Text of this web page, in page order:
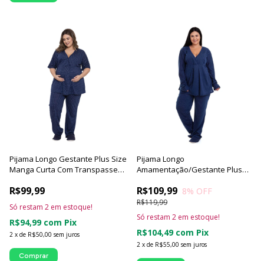
Pijama Longo Gestante Plus Size
Manga Curta Com Transpasse
R$99,99
2 x de R$50,00 sem juros
R$94,99 com Pix
Só restam 2 em estoque!
Comprar
Pijama Longo
Amamentação/Gestante Plus
R$109,99
R$119,99
8% OFF
2 x de R$55,00 sem juros
R$104,49 com Pix
Só restam 2 em estoque!